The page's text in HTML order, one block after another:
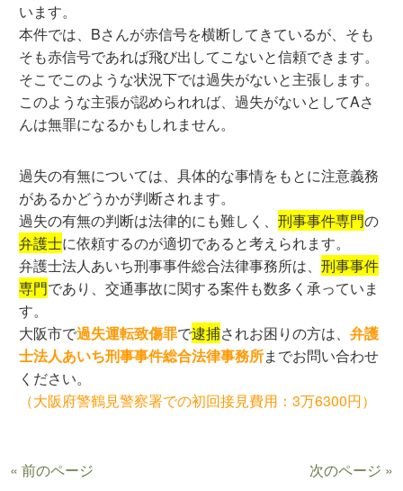
います。
本件では、Bさんが赤信号を横断してきているが、そも
そも赤信号であれば飛び出してこないと信頼できます。
そこでこのような状況下では過失がないと主張します。
このような主張が認められれば、過失がないとしてAさ
んは無罪になるかもしれません。
過失の有無については、具体的な事情をもとに注意義務
があるかどうかが判断されます。
過失の有無の判断は法律的にも難しく、刑事事件専門の
弁護士に依頼するのが適切であると考えられます。
弁護士法人あいち刑事事件総合法律事務所は、刑事事件
専門であり、交通事故に関する案件も数多く承っていま
す。
大阪市で過失運転致傷罪で逮捕されお困りの方は、弁護
士法人あいち刑事事件総合法律事務所までお問い合わせ
ください。
（大阪府警鶴見警察署での初回接見費用：3万6300円）
« 前のページ 次のページ »